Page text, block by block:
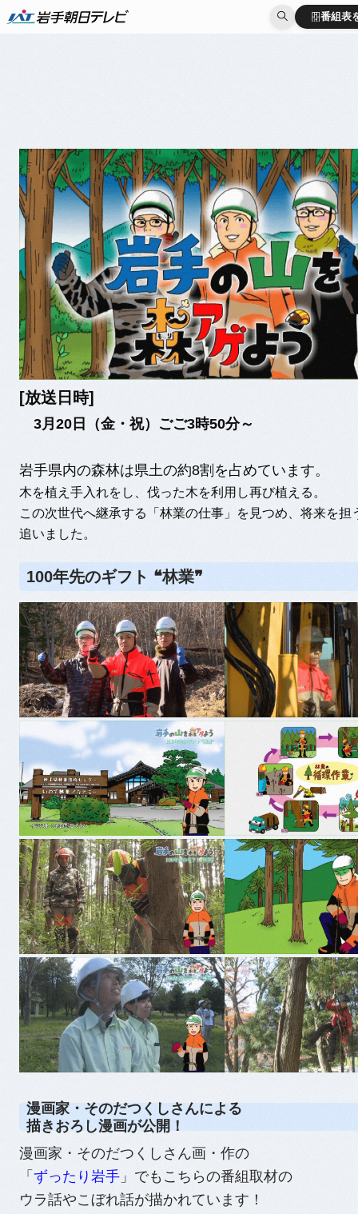
番組表
番組表
[放送日時]
3月20日（金・祝）ごご3時50分～
岩手県内の森林は県土の約8割を占めています。
木を植え手入れをし、伐った木を利用し再び植える。
この次世代へ継承する「林業の仕事」を見つめ、将来を担
追いました。
100年先のギフト ❝林業❞
漫画家・そのだつくしさんによる
描きおろし漫画が公開！
漫画家・そのだつくしさん画・作の
「 ずったり岩手 」でもこちらの番組取材の
ウラ話やこぼれ話が描かれています！